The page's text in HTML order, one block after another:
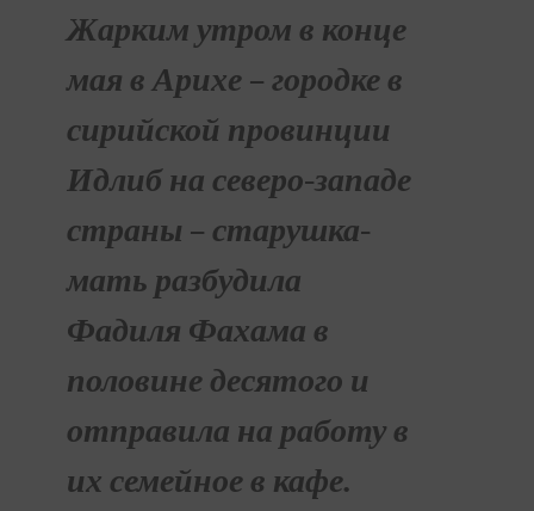
Жарким утром в конце
мая в Арихе – городке в
сирийской провинции
Идлиб на северо-западе
страны – старушка-
мать разбудила
Фадиля Фахама в
половине десятого и
отправила на работу в
их семейное в кафе.